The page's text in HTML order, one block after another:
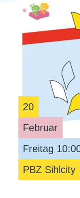
20
Februar
Freitag
PBZ Sihlcity